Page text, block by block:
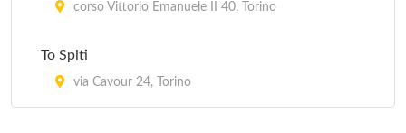
corso Vittorio Emanuele II 40, Torino
To Spiti
via Cavour 24, Torino